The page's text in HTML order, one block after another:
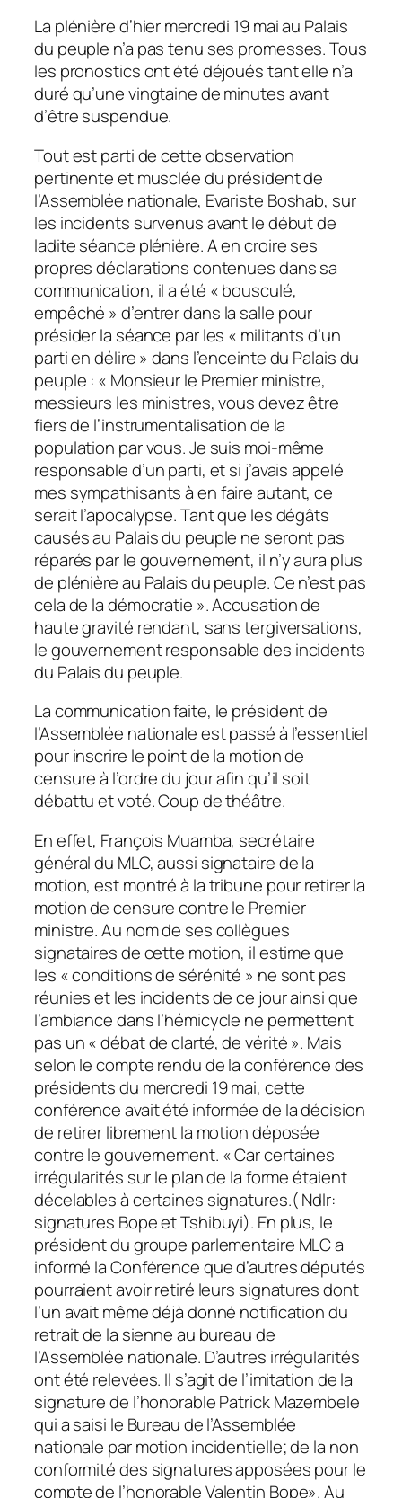
La plénière d’hier mercredi 19 mai au Palais
du peuple n’a pas tenu ses promesses. Tous
les pronostics ont été déjoués tant elle n’a
duré qu’une vingtaine de minutes avant
d’être suspendue.
Tout est parti de cette observation
pertinente et musclée du président de
l’Assemblée nationale, Evariste Boshab, sur
les incidents survenus avant le début de
ladite séance plénière. A en croire ses
propres déclarations contenues dans sa
communication, il a été « bousculé,
empêché » d’entrer dans la salle pour
présider la séance par les « militants d’un
parti en délire » dans l’enceinte du Palais du
peuple : « Monsieur le Premier ministre,
messieurs les ministres, vous devez être
fiers de l’instrumentalisation de la
population par vous. Je suis moi-même
responsable d’un parti, et si j’avais appelé
mes sympathisants à en faire autant, ce
serait l’apocalypse. Tant que les dégâts
causés au Palais du peuple ne seront pas
réparés par le gouvernement, il n’y aura plus
de plénière au Palais du peuple. Ce n’est pas
cela de la démocratie ». Accusation de
haute gravité rendant, sans tergiversations,
le gouvernement responsable des incidents
du Palais du peuple.
La communication faite, le président de
l’Assemblée nationale est passé à l’essentiel
pour inscrire le point de la motion de
censure à l’ordre du jour afin qu’il soit
débattu et voté. Coup de théâtre.
En effet, François Muamba, secrétaire
général du MLC, aussi signataire de la
motion, est montré à la tribune pour retirer la
motion de censure contre le Premier
ministre. Au nom de ses collègues
signataires de cette motion, il estime que
les « conditions de sérénité » ne sont pas
réunies et les incidents de ce jour ainsi que
l’ambiance dans l’hémicycle ne permettent
pas un « débat de clarté, de vérité ». Mais
selon le compte rendu de la conférence des
présidents du mercredi 19 mai, cette
conférence avait été informée de la décision
de retirer librement la motion déposée
contre le gouvernement. « Car certaines
irrégularités sur le plan de la forme étaient
décelables à certaines signatures.( Ndlr:
signatures Bope et Tshibuyi). En plus, le
président du groupe parlementaire MLC a
informé la Conférence que d’autres députés
pourraient avoir retiré leurs signatures dont
l’un avait même déjà donné notification du
retrait de la sienne au bureau de
l’Assemblée nationale. D’autres irrégularités
ont été relevées. Il s’agit de l’imitation de la
signature de l’honorable Patrick Mazembele
qui a saisi le Bureau de l’Assemblée
nationale par motion incidentielle; de la non
conformité des signatures apposées pour le
compte de l’honorable Valentin Bope». Au